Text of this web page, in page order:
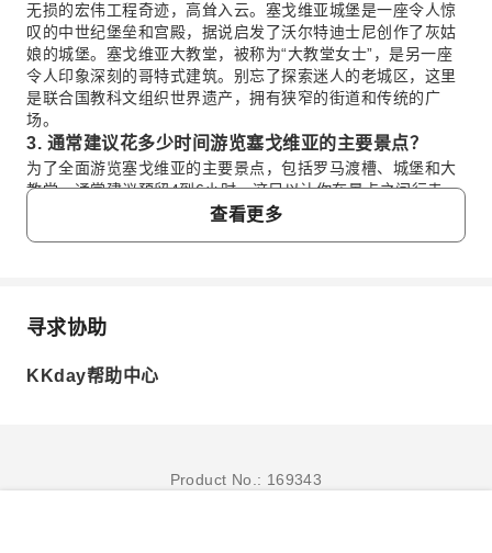
无损的宏伟工程奇迹，高耸入云。塞戈维亚城堡是一座令人惊
叹的中世纪堡垒和宫殿，据说启发了沃尔特迪士尼创作了灰姑
娘的城堡。塞戈维亚大教堂，被称为“大教堂女士”，是另一座
令人印象深刻的哥特式建筑。别忘了探索迷人的老城区，这里
是联合国教科文组织世界遗产，拥有狭窄的街道和传统的广
场。
3. 通常建议花多少时间游览塞戈维亚的主要景点？
为了全面游览塞戈维亚的主要景点，包括罗马渡槽、城堡和大
教堂，通常建议预留4到6小时。这足以让你在景点之间行走，
参观内部，并享用一顿饭。如果你喜欢更悠闲的节奏，或者想
探索犹太区等额外区域，那么一整天（约7-8小时）可能会更合
不同？
验。塞戈维亚以其宏伟的罗马渡槽、童话般的城堡和哥特式大
人印象深刻的防御工事和更为朴素、精神氛围所吸引的游客。
查看更多
常问问题
印象深刻的罗马渡槽、雄伟的塞哥维亚城堡以及宏伟的塞
寻求协助
KKday帮助中心
Product No.: 169343